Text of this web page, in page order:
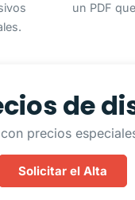
un PDF
de
precios
Solicitar el Alta